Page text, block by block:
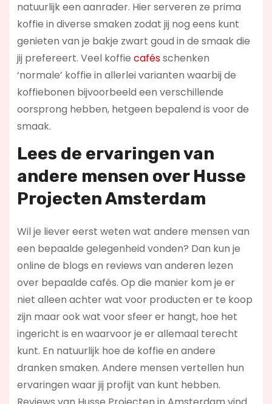
natuurlijk een aanrader. Hier serveren ze prima
koffie in diverse smaken zodat jij nog eens kunt
genieten van je bakje zwart goud in de smaak die
jij prefereert. Veel koffie cafésschenken
‘normale’ koffie in allerlei varianten waarbij de
koffiebonen bijvoorbeeld een verschillende
oorsprong hebben, hetgeen bepalend is voor de
smaak.
Lees de ervaringen van
andere mensen over Husse
Projecten Amsterdam
Wil je liever eerst weten wat andere mensen van
een bepaalde gelegenheid vonden? Dan kun je
online de blogs en reviews van anderen lezen
over bepaalde cafés. Op die manier kom je er
niet alleen achter wat voor producten er te koop
zijn maar ook wat voor sfeer er hangt, hoe het
ingericht is en waarvoor je er allemaal terecht
kunt. En natuurlijk hoe de koffie en andere
dranken smaken. Andere mensen vertellen hun
ervaringen waar jij profijt van kunt hebben.